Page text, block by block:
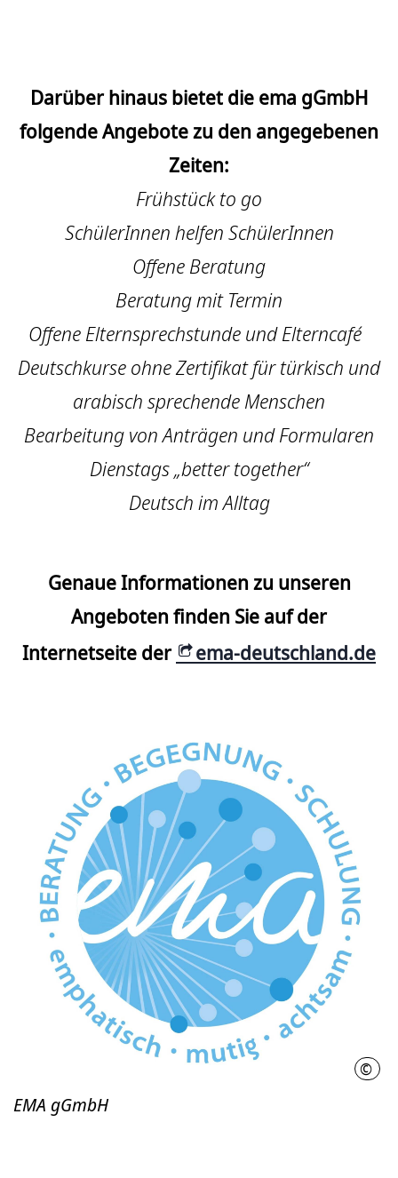
Darüber hinaus bietet die ema gGmbH
folgende Angebote zu den angegebenen
Zeiten:
Frühstück to go
SchülerInnen helfen SchülerInnen
Offene Beratung
Beratung mit Termin
Offene Elternsprechstunde und Elterncafé
Deutschkurse ohne Zertifikat für türkisch und
arabisch sprechende Menschen
Bearbeitung von Anträgen und Formularen
Dienstags „better together“
Deutsch im Alltag
Genaue Informationen zu unseren
Angeboten finden Sie auf der
Internetseite der
ema-deutschland.de
©
EMA gGmbH